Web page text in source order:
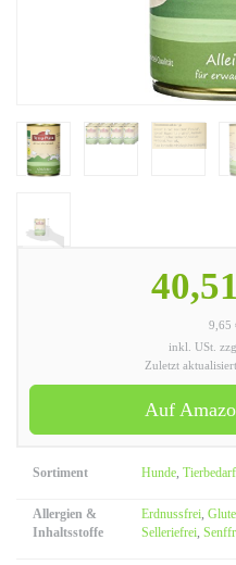
9,65
inkl. USt.
Zuletzt
Auf
Sortiment Hunde, Tierbedarf
Allergien &
Inhaltsstoffe
Erdnussfrei,
Selleriefrei,